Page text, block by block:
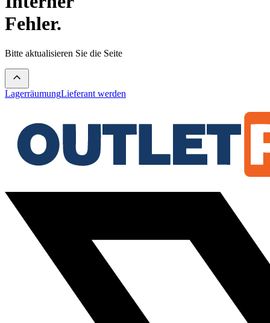
Fehler.
Bitte aktualisieren Sie die Seite
LagerräumungLieferant werden